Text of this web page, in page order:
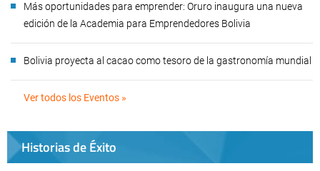
Más oportunidades para emprender: Oruro inaugura una nueva
edición de la Academia para Emprendedores Bolivia
Bolivia proyecta al cacao como tesoro de la gastronomía mundial
Ver todos los Eventos »
Historias de Éxito